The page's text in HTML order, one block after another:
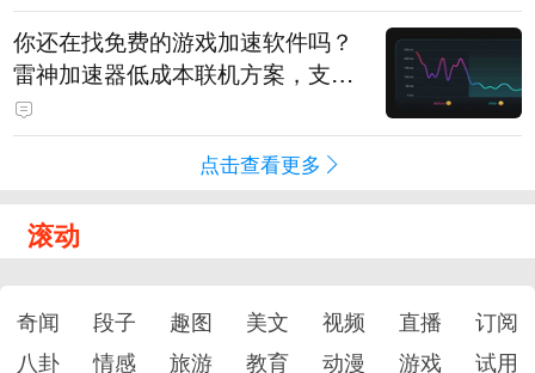
你还在找免费的游戏加速软件吗？
雷神加速器低成本联机方案，支持
免费试用
点击查看更多
滚动
奇闻 段子 趣图 美文 视频 直播
订阅
八卦
情感 旅游 教育 动漫 游戏 试用